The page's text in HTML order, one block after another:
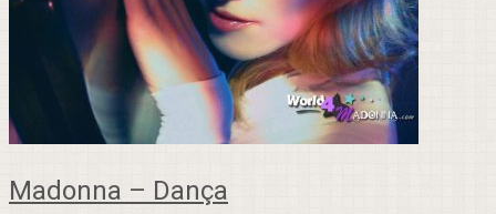
Madonna – Dança